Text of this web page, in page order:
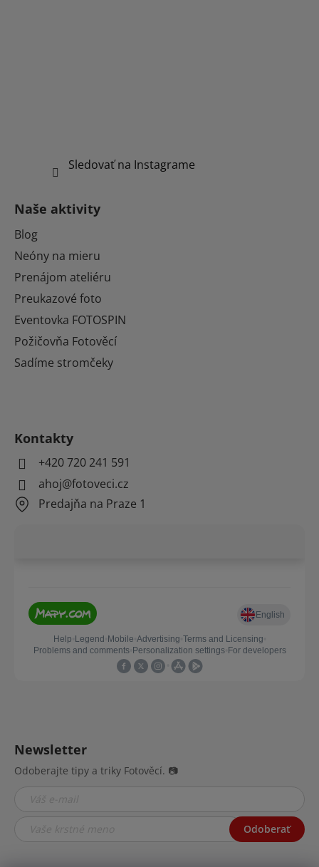
Sledovať na Instagrame
Naše aktivity
Blog
Neóny na mieru
Prenájom ateliéru
Preukazové foto
Eventovka FOTOSPIN
Požičovňa Fotověcí
Sadíme stromčeky
Kontakty
+420 720 241 591
ahoj@fotoveci.cz
Predajňa na Praze 1
Newsletter
Odoberajte tipy a triky Fotověcí. 📷
Odoberať